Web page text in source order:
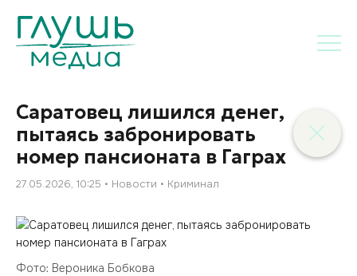
Саратовец лишился денег,
пытаясь забронировать
номер пансионата в Гаграх
27.05.2026, 10:25 Новости Криминал
Фото: Вероника Бобкова